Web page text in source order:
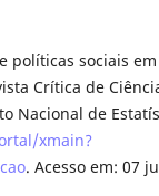
políticas sociais em
Crítica de
Nacional de
xmain?
. Acesso em: 07